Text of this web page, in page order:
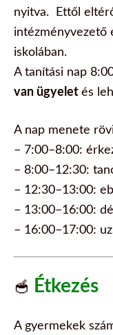
nyitva. Ettől
intézményvezető
iskolában.
A tanítási nap
van ügyeletés
A nap menete
– 7:00–8:00:
– 8:00–12:30:
– 12:30–13:00:
– 13:00–16:00:
– 16:00–17:00:
🥣 Étkezés
A gyermekek